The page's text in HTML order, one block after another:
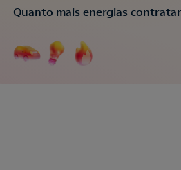
Quanto mais energias